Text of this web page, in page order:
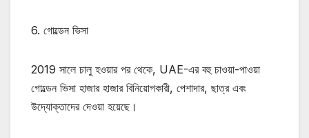
6. গোল্ডেন ভিসা
2019 সালে চালু হওয়ার পর থেকে, UAE-এর বহু চাওয়া-পাওয়া
গোল্ডেন ভিসা হাজার হাজার বিনিয়োগকারী, পেশাদার, ছাত্র এবং
উদ্যোক্তাদের দেওয়া হয়েছে।